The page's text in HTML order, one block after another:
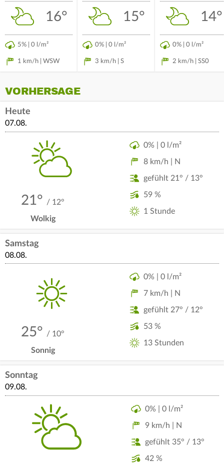
16°
5% | 0 l/m²
1 km/h | WSW
15°
0% | 0 l/m²
3 km/h | S
14°
0% | 0 l/m²
2 km/h | SS0
VORHERSAGE
Heute
07.08.
21° / 12°
Wolkig
0% | 0 l/m²
8 km/h | N
gefühlt 21° / 13°
59 %
1 Stunde
Samstag
08.08.
25° / 10°
Sonnig
0% | 0 l/m²
7 km/h | N
gefühlt 27° / 12°
53 %
13 Stunden
Sonntag
09.08.
0% | 0 l/m²
9 km/h | N
gefühlt 35° / 13°
42 %